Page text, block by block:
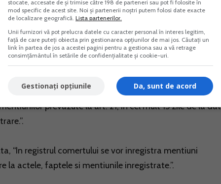
17^1 alin. (1) lit. b) din Legea nr. 359/2004 care atesta
conform careia firma indeplineste conditiile de
publica, respectiv cele prevazute de legislatia specifica
si protectiei muncii, pentru activitatile
registrul comertului, “(1)Comerciantul are obligatia
prevazute la art. 21, in cel mult 15 zile de la
“In registrul comertului se vor inregistra mentiuni
actele, faptele si mentiunile inregistrate.”.
stocate, accesate de și trimise către 198 de parteneri sau pot fi folosite în
mod specific de acest site. Noi și partenerii noștri putem folosi date exacte
de localizare geografică. Lista partenerilor.
Unii furnizori vă pot prelucra datele cu caracter personal în interes legitim,
față de care puteți obiecta prin gestionarea opțiunilor de mai jos. Căutați un
link în partea de jos a acestei pagini pentru a gestiona sau a vă retrage
consimțământul în setările de confidențialitate și cookie-uri.
Da, sunt de acord
Gestionați opțiunile